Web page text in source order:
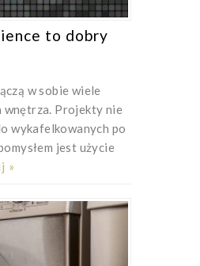
to dobry
w sobie wiele
wnętrza. Projekty nie
wykafelkowanych po
jest użycie
»